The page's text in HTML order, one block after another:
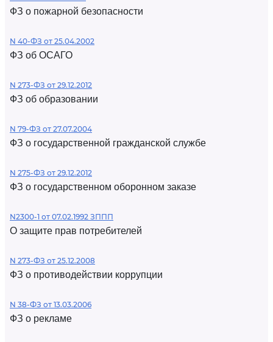
ФЗ о пожарной безопасности
N 40-ФЗ от 25.04.2002
ФЗ об ОСАГО
N 273-ФЗ от 29.12.2012
ФЗ об образовании
N 79-ФЗ от 27.07.2004
ФЗ о государственной гражданской службе
N 275-ФЗ от 29.12.2012
ФЗ о государственном оборонном заказе
N2300-1 от 07.02.1992 ЗППП
О защите прав потребителей
N 273-ФЗ от 25.12.2008
ФЗ о противодействии коррупции
N 38-ФЗ от 13.03.2006
ФЗ о рекламе